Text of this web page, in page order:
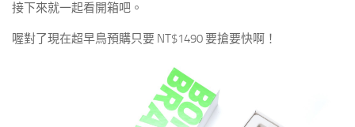
接下來就一起看開箱吧。
喔對了現在超早鳥預購只要 NT$1490 要搶要快啊！